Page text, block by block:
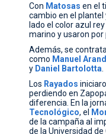
Con Matosas en el
cambio en el plantel
lado el color azul
marino y usaron por
Además, se
como Manuel
y Daniel Bartolotta
Los Rayados
perdiendo en
diferencia. En la
Tecnológico, el
de la campaña al
de la Universidad